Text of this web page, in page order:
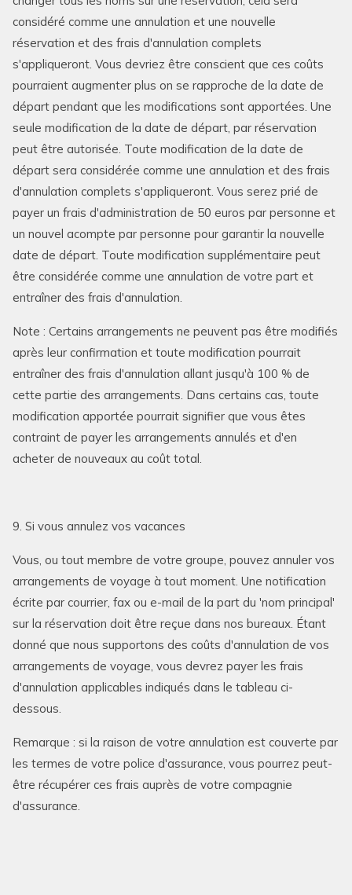
considéré comme une annulation et une nouvelle
réservation et des frais d'annulation complets
s'appliqueront. Vous devriez être conscient que ces coûts
pourraient augmenter plus on se rapproche de la date de
départ pendant que les modifications sont apportées. Une
seule modification de la date de départ, par réservation
peut être autorisée. Toute modification de la date de
départ sera considérée comme une annulation et des frais
d'annulation complets s'appliqueront. Vous serez prié de
payer un frais d'administration de 50 euros par personne et
un nouvel acompte par personne pour garantir la nouvelle
date de départ. Toute modification supplémentaire peut
être considérée comme une annulation de votre part et
entraîner des frais d'annulation.
Note : Certains arrangements ne peuvent pas être modifiés
après leur confirmation et toute modification pourrait
entraîner des frais d'annulation allant jusqu'à 100 % de
cette partie des arrangements. Dans certains cas, toute
modification apportée pourrait signifier que vous êtes
contraint de payer les arrangements annulés et d'en
acheter de nouveaux au coût total.
9. Si vous annulez vos vacances
Vous, ou tout membre de votre groupe, pouvez annuler vos
arrangements de voyage à tout moment. Une notification
écrite par courrier, fax ou e-mail de la part du 'nom principal'
sur la réservation doit être reçue dans nos bureaux. Étant
donné que nous supportons des coûts d'annulation de vos
arrangements de voyage, vous devrez payer les frais
d'annulation applicables indiqués dans le tableau ci-
dessous.
Remarque : si la raison de votre annulation est couverte par
les termes de votre police d'assurance, vous pourrez peut-
être récupérer ces frais auprès de votre compagnie
d'assurance.